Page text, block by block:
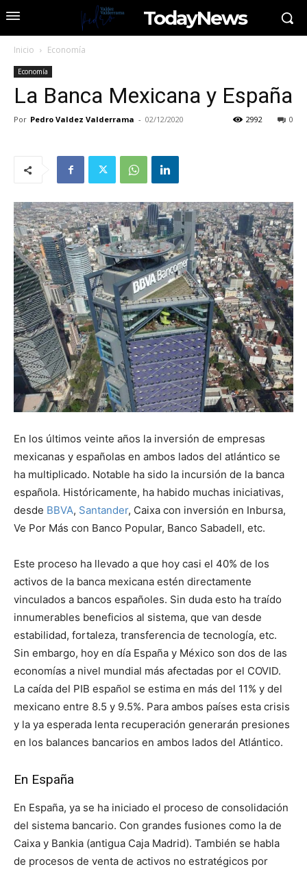
TodayNews
Inicio Economía
Economía
La Banca Mexicana y España
Por Pedro Valdez Valderrama - 02/12/2020 0
2992
En los últimos veinte años la inversión de empresas
mexicanas y españolas en ambos lados del atlántico se
ha multiplicado. Notable ha sido la incursión de la banca
española. Históricamente, ha habido muchas iniciativas,
desde BBVA, Santander, Caixa con inversión en Inbursa,
Ve Por Más con Banco Popular, Banco Sabadell, etc.
Este proceso ha llevado a que hoy casi el 40% de los
activos de la banca mexicana estén directamente
vinculados a bancos españoles. Sin duda esto ha traído
innumerables beneficios al sistema, que van desde
estabilidad, fortaleza, transferencia de tecnología, etc.
Sin embargo, hoy en día España y México son dos de las
economías a nivel mundial más afectadas por el COVID.
La caída del PIB español se estima en más del 11% y del
mexicano entre 8.5 y 9.5%. Para ambos países esta crisis
y la ya esperada lenta recuperación generarán presiones
en los balances bancarios en ambos lados del Atlántico.
En España
En España, ya se ha iniciado el proceso de consolidación
del sistema bancario. Con grandes fusiones como la de
Caixa y Bankia (antigua Caja Madrid). También se habla
de procesos de venta de activos no estratégicos por